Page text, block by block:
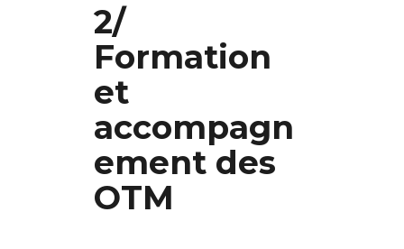
2/
Formation
et
accompagn
ement des
OTM